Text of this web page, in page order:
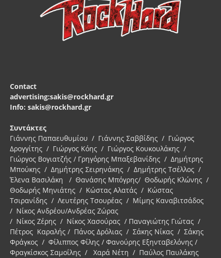
Contact
advertising:sakis@rockhard.gr
Info: sakis@rockhard.gr
Συντάκτες
Γιάννης Παπαευθυμίου / Γιάννης Σαββίδης / Γιώργος
Δρογγίτης / Γιώργος Κόης / Γιώργος Κουκουλάκης /
Γιώργος Βογιατζής / Γρηγόρης Μπαξεβανίδης / Δημήτρης
Μπούκης / Δημήτρης Σειρηνάκης / Δημήτρης Τσέλλος /
Έλενα Βασιλάκη / Θανάσης Μπόγρης/ Θοδωρής Κλώνης /
Θοδωρής Μηνιάτης / Κώστας Αλατάς / Κώστας
Τσιρανίδης / Λευτέρης Τσουρέας / Μίμης Καναβιτσάδος
/ Νίκος Ανδρέου/Ανδρέας Ζώρας
/ Νίκος Ζέρης / Νίκος Χασούρας / Παναγιώτης Γιώτας /
Πέτρος Καραλής / Πάνος Δρόλιας / Σάκης Νίκας / Σάκης
Φράγκος / Φίλιππος Φίλης / Φανούρης Εξηνταβελόνης /
Φραγκίσκος Σαμοΐλης / Χαρά Νέτη / Παύλος Παυλάκης